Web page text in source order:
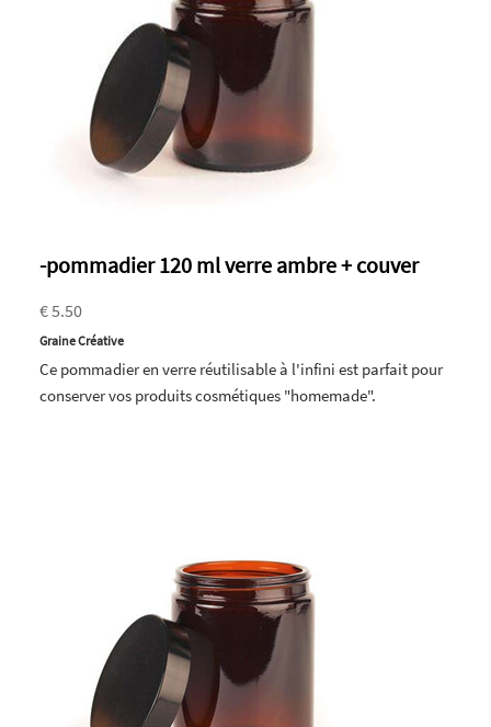
-pommadier 120 ml verre ambre + couver
€ 5.50
Graine Créative
Ce pommadier en verre réutilisable à l'infini est parfait pour
conserver vos produits cosmétiques "homemade".